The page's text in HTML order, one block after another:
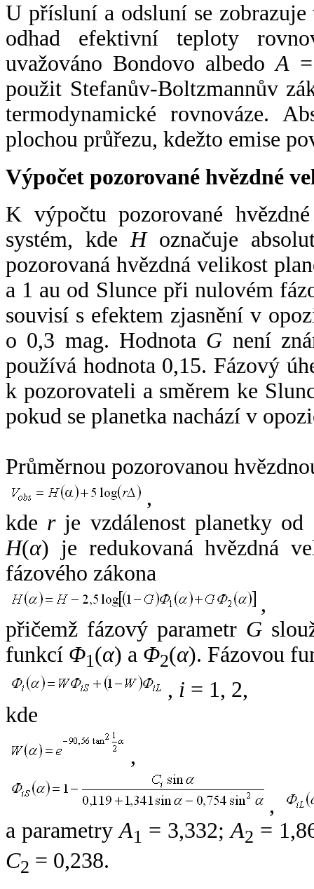
U přísluní a odsluní se
odhad efektivní teploty
uvažováno Bondovo albedoA
použit Stefanův-Boltzmannův
termodynamické rovnováze.
plochou průřezu, kdežto emise
Výpočet pozorované hvězdné
K výpočtu pozorované
systém, kde Hoznačuje
pozorovaná hvězdná velikost
a 1 au od Slunce při nulovém
souvisí s efektem zjasnění v
o 0,3 mag. Hodnota G není
používá hodnota 0,15. Fázový
k pozorovateli a směrem ke
pokud se planetka nachází v
Průměrnou pozorovanou
,
kde rje vzdálenost planetky od
H(α) je redukovaná hvězdná
fázového zákona
,
přičemž fázový parametr G
funkcí Φ1(α) a Φ2(α). Fázovou
, i = 1, 2,
kde
,
,
a parametryA1 = 3,332;A2 =
C2 = 0,238.